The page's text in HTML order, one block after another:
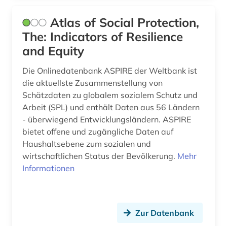
geschichte 1800-1930 (1)
geschlecht (1)
geschlechterforschung (2)
geschmacksmuster (2)
geschmacksmusterrecherche (2)
geschmacksmusterrecht (1)
gesellschaftswissenschaften (1)
Atlas of Social Protection,
The: Indicators of Resilience
and Equity
Die Onlinedatenbank ASPIRE der Weltbank ist
die aktuellste Zusammenstellung von
Schätzdaten zu globalem sozialem Schutz und
Arbeit (SPL) und enthält Daten aus 56 Ländern
- überwiegend Entwicklungsländern. ASPIRE
bietet offene und zugängliche Daten auf
Haushaltsebene zum sozialen und
wirtschaftlichen Status der Bevölkerung. Mehr
Informationen
Zur Datenbank